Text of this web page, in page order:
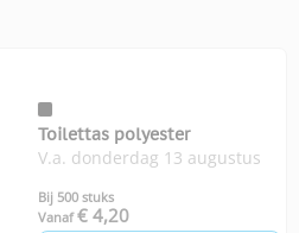
Toilettas polyester
V.a. donderdag 13 augustus
Bij 500 stuks
Vanaf € 4,20